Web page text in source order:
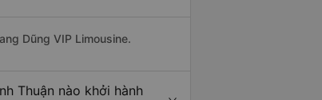
Dũng VIP Limousine.
Thuận nào khởi hành